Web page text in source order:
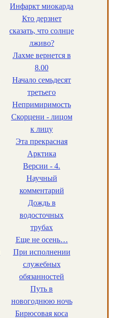
Инфаркт миокарда
Кто дерзнет
сказать, что солнце
лживо?
Лахме вернется в
8.00
Начало семьдесят
третьего
Непримиримость
Скорцени - лицом
к лицу
Эта прекрасная
Арктика
Версии - 4.
Научный
комментарий
Дождь в
водосточных
трубах
Еще не осень…
При исполнении
служебных
обязанностей
Путь в
новогоднюю ночь
Бирюсовая коса